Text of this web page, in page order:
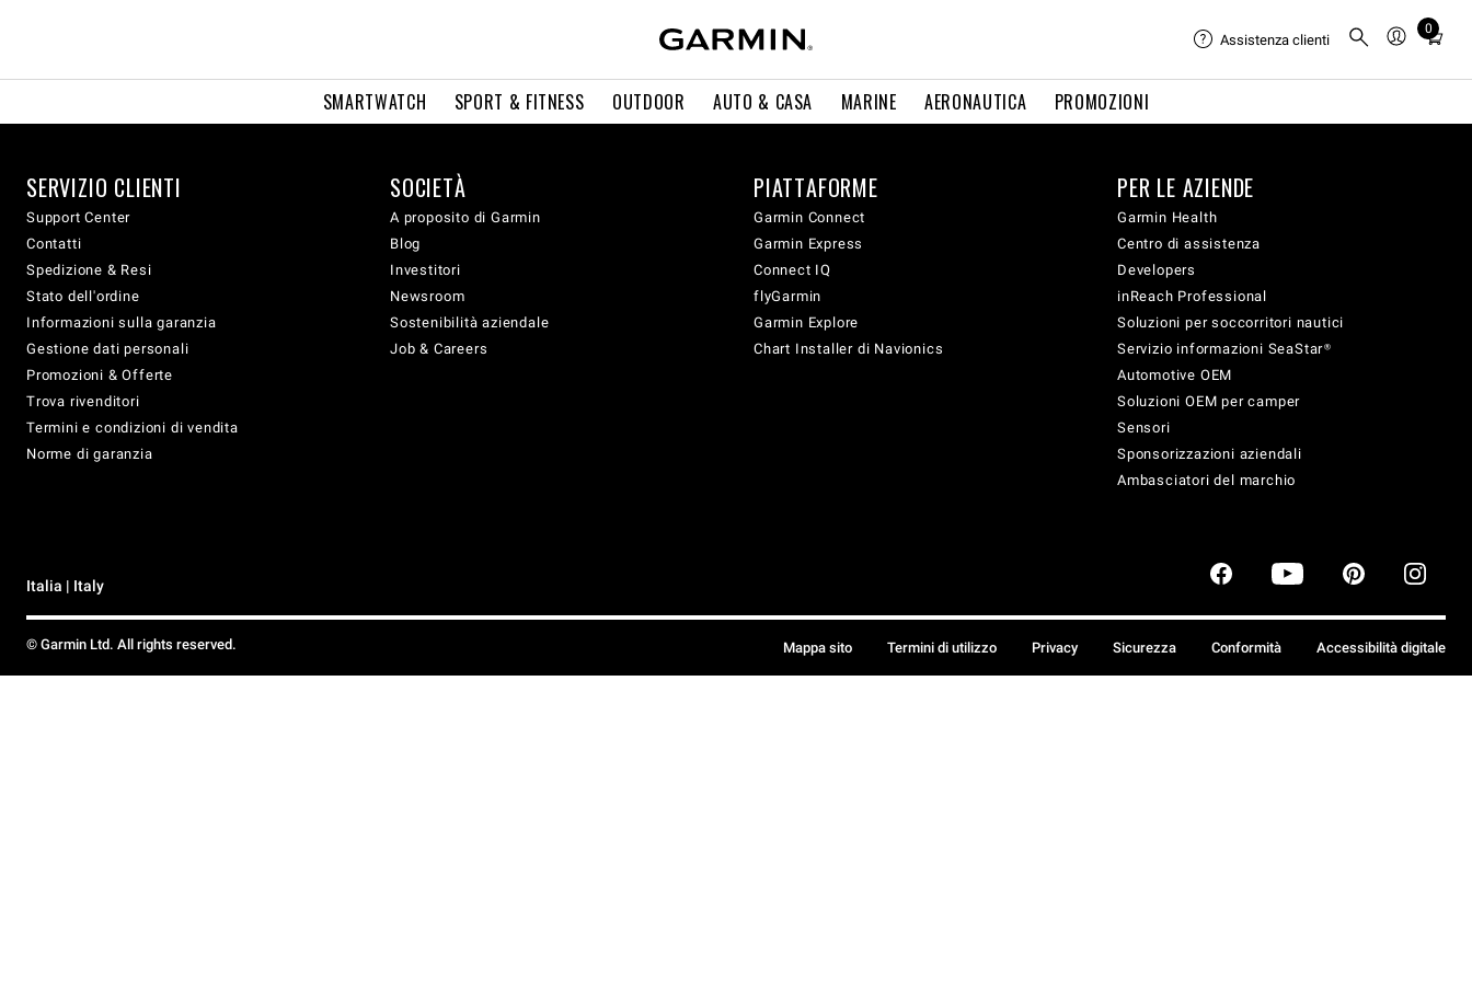
SMARTWATCH SPORT & FITNESS OUTDOOR AUTO & CASA MARINE AERONAUTICA PROMOZIONI
Assistenza clienti
0
Total
cart:
SERVIZIO CLIENTI
Support Center
Contatti
Spedizione & Resi
Stato dell'ordine
Informazioni sulla garanzia
Gestione dati personali
Promozioni & Offerte
Trova rivenditori
Termini e condizioni di vendita
Norme di garanzia
SOCIETÀ
A proposito di Garmin
Blog
Investitori
Newsroom
Sostenibilità aziendale
Job & Careers
PIATTAFORME
Garmin Connect
Garmin Express
Connect IQ
flyGarmin
Garmin Explore
Chart Installer di Navionics
PER LE AZIENDE
Garmin Health
Centro di assistenza
Developers
inReach Professional
Soluzioni per soccorritori nautici
Servizio informazioni SeaStar®
Automotive OEM
Soluzioni OEM per camper
Sensori
Sponsorizzazioni aziendali
Ambasciatori del marchio
Italia | Italy
© Garmin Ltd. All rights reserved. Mappa sito Termini di utilizzo Privacy Sicurezza Conformità Accessibilità digitale